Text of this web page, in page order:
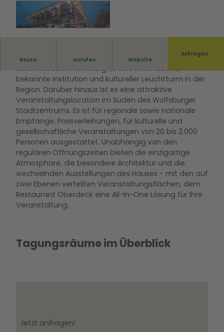
Route Anrufen Website
Anfragen
Das Kunstmuseum bietet mehr als Kunst! Das
Kunstmuseum Wolfsburg ist eine international
bekannte Institution und kultureller Leuchtturm in der
Region. Darüber hinaus ist es eine attraktive
Veranstaltungslocation im Süden des Wolfsburger
Stadtzentrums. Es ist für regionale sowie nationale
Empfänge, Preisverleihungen, für kulturelle und
gesellschaftliche Veranstaltungen von 20 bis 2.000
Personen ausgestattet. Unabhängig von den
regulären Öffnungszeiten bieten die einzigartige
Atmosphäre, die besondere Architektur und die
wechselnden Ausstellungen des Hauses - mit den auf
zwei Ebenen verteilten Veranstaltungsflächen, dem
Restaurant Oberdeck eine All-In-One Lösung für Ihre
Veranstaltung.
Tagungsräume im Überblick
Jetzt anfragen!